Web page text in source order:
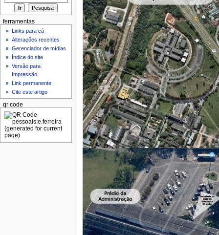
ferramentas
Links para cá
Alterações recentes
Gerenciador de mídias
Índice do site
Versão para
Impressão
Link permanente
Cite este artigo
qr code